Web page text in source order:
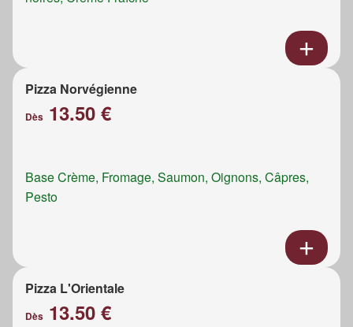
Pizza Norvégienne
Dès 13.50 €
Base Crème, Fromage, Saumon, Oignons, Câpres,
Pesto
Pizza L'Orientale
Dès 13.50 €